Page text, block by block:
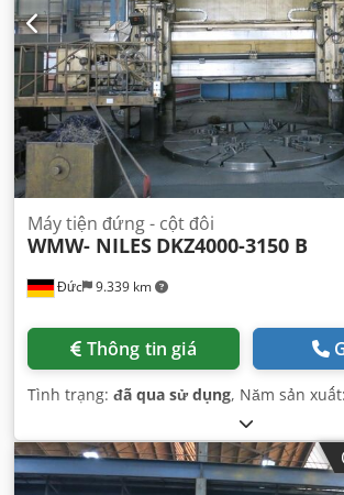
Đức 9.339 km
Máy tiện đứng - cột đôi
WMW- NILES DKZ4000-3150 B
Thông tin giá
Tình trạng: đã qua sử dụng, Năm sản xuất: